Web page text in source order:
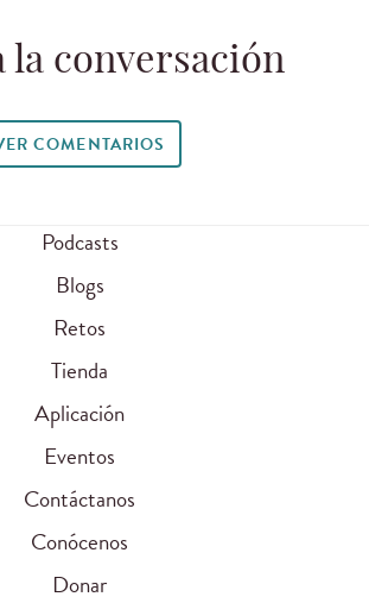
la conversación
COMENTARIOS
Podcasts
Blogs
Retos
Tienda
Aplicación
Eventos
Contáctanos
Conócenos
Donar